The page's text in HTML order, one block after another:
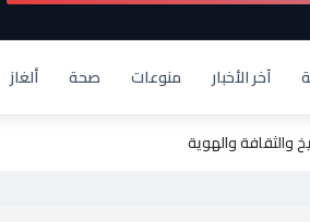
آخر الأخبار منوعات صحة ألغاز
والثقافة والهوية